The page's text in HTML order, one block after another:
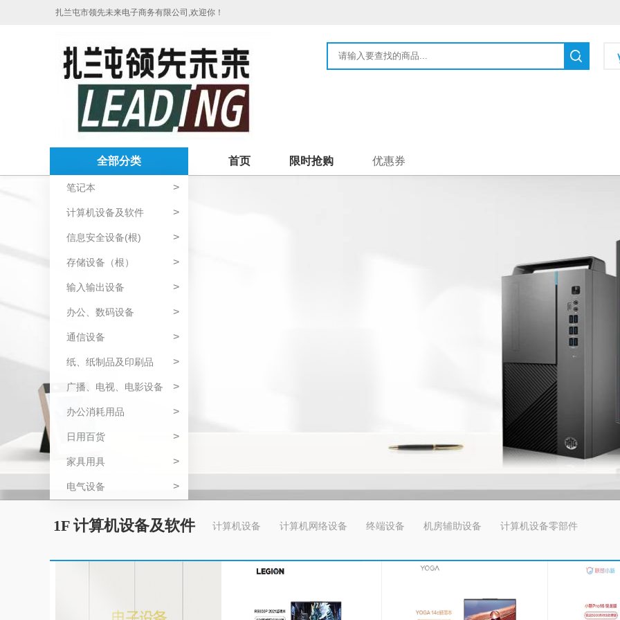
扎兰屯市领先未来电子商务有限公司,欢迎你！
全部分类
笔记本 >
计算机设备及软件 >
信息安全设备(根) >
存储设备（根） >
输入输出设备 >
办公、数码设备 >
通信设备 >
纸、纸制品及印刷品 >
广播、电视、电影设备 >
办公消耗用品 >
日用百货 >
家具用具 >
电气设备 >
首页 限时抢购 优惠券
1F 计算机设备及软件 计算机设备 计算机网络设备 终端设备 机房辅助设备 计算机设备零部件